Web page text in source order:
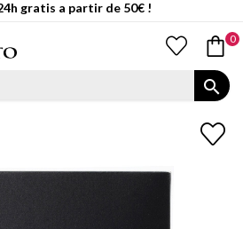
gratis a partir de 50€ !
0
search